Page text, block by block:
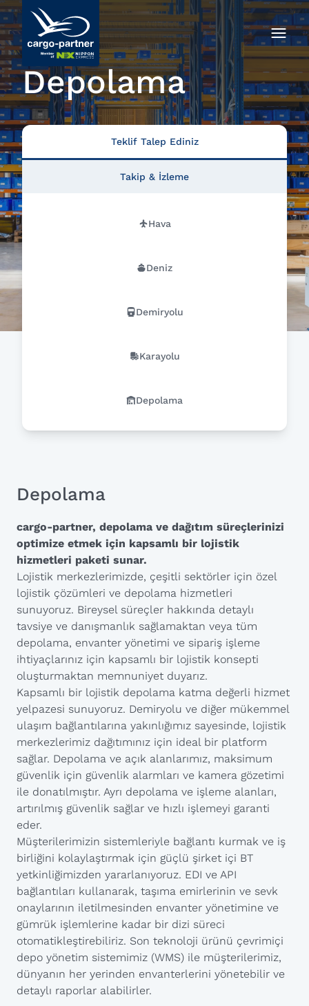
Depolama
Teklif Talep Ediniz
Hava
Deniz
Demiryolu
Karayolu
Depolama
Takip & İzleme
Depolama
cargo-partner, depolama ve dağıtım süreçlerinizi
optimize etmek için kapsamlı bir lojistik
hizmetleri paketi sunar.
Lojistik merkezlerimizde, çeşitli sektörler için özel
lojistik çözümleri ve depolama hizmetleri
sunuyoruz. Bireysel süreçler hakkında detaylı
tavsiye ve danışmanlık sağlamaktan veya tüm
depolama, envanter yönetimi ve sipariş işleme
ihtiyaçlarınız için kapsamlı bir lojistik konsepti
oluşturmaktan memnuniyet duyarız.
Kapsamlı bir lojistik depolama katma değerli hizmet
yelpazesi sunuyoruz. Demiryolu ve diğer mükemmel
ulaşım bağlantılarına yakınlığımız sayesinde, lojistik
merkezlerimiz dağıtımınız için ideal bir platform
sağlar. Depolama ve açık alanlarımız, maksimum
güvenlik için güvenlik alarmları ve kamera gözetimi
ile donatılmıştır. Ayrı depolama ve işleme alanları,
artırılmış güvenlik sağlar ve hızlı işlemeyi garanti
eder.
Müşterilerimizin sistemleriyle bağlantı kurmak ve iş
birliğini kolaylaştırmak için güçlü şirket içi BT
yetkinliğimizden yararlanıyoruz. EDI ve API
bağlantıları kullanarak, taşıma emirlerinin ve sevk
onaylarının iletilmesinden envanter yönetimine ve
gümrük işlemlerine kadar bir dizi süreci
otomatikleştirebiliriz. Son teknoloji ürünü çevrimiçi
depo yönetim sistemimiz (WMS) ile müşterilerimiz,
dünyanın her yerinden envanterlerini yönetebilir ve
detaylı raporlar alabilirler.